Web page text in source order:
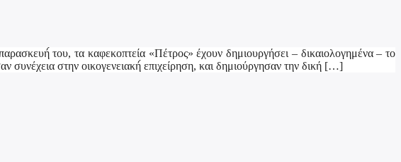
του, τα καφεκοπτεία «Πέτρος» έχουν δημιουργήσει – δικαιολογημένα – το
στην οικογενειακή́ επιχείρηση, και δημιούργησαν την δική […]